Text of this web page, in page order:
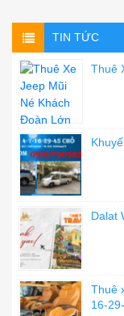
TIN TỨC
Thuê
Dalat
Thuê
16-